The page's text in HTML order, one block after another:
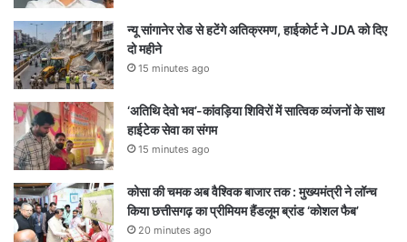
न्यू सांगानेर रोड से हटेंगे अतिक्रमण, हाईकोर्ट ने JDA को दिए
दो महीने
15 minutes ago
‘अतिथि देवो भव’-कांवड़िया शिविरों में सात्विक व्यंजनों के साथ
हाईटेक सेवा का संगम
15 minutes ago
कोसा की चमक अब वैश्विक बाजार तक : मुख्यमंत्री ने लॉन्च
किया छत्तीसगढ़ का प्रीमियम हैंडलूम ब्रांड ‘कोशल फैब’
20 minutes ago